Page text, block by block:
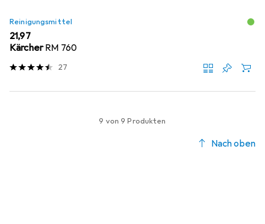
Reinigungsmittel
EUR
21,97
KärcherRM 760
27
9 von 9 Produkten
Nach oben